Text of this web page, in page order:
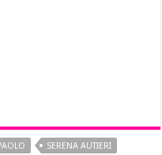
SERENA AUTIERI